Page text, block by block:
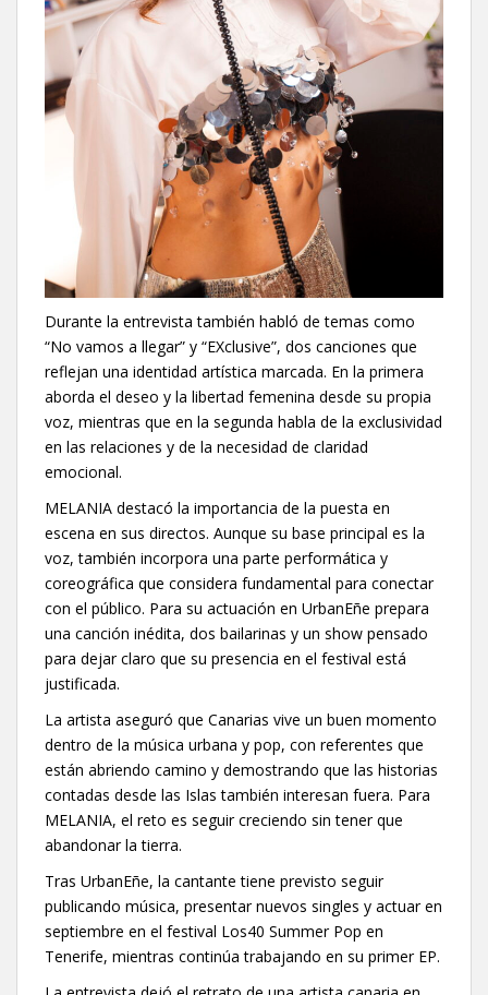
Durante la entrevista también habló de temas como
“No vamos a llegar” y “EXclusive”, dos canciones que
reflejan una identidad artística marcada. En la primera
aborda el deseo y la libertad femenina desde su propia
voz, mientras que en la segunda habla de la exclusividad
en las relaciones y de la necesidad de claridad
emocional.
MELANIA destacó la importancia de la puesta en
escena en sus directos. Aunque su base principal es la
voz, también incorpora una parte performática y
coreográfica que considera fundamental para conectar
con el público. Para su actuación en UrbanEñe prepara
una canción inédita, dos bailarinas y un show pensado
para dejar claro que su presencia en el festival está
justificada.
La artista aseguró que Canarias vive un buen momento
dentro de la música urbana y pop, con referentes que
están abriendo camino y demostrando que las historias
contadas desde las Islas también interesan fuera. Para
MELANIA, el reto es seguir creciendo sin tener que
abandonar la tierra.
Tras UrbanEñe, la cantante tiene previsto seguir
publicando música, presentar nuevos singles y actuar en
septiembre en el festival Los40 Summer Pop en
Tenerife, mientras continúa trabajando en su primer EP.